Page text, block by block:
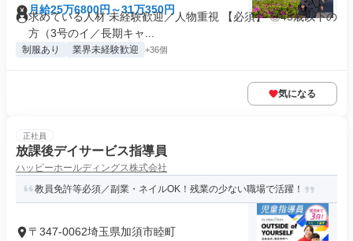
月給25万6800円～31万350円
求めている人材 未経験歓迎／人物重視 【必須】 ◎45歳以下の
方（3号のイ／長期キャ...
制服あり 業界未経験歓迎 +36個
気になる
正社員
放課後デイサービス指導員
ハッピーホールディングス株式会社
教員免許等必須／副業・ネイルOK！残業の少ない職場で活躍！
〒347-0062埼玉県加須市睦町